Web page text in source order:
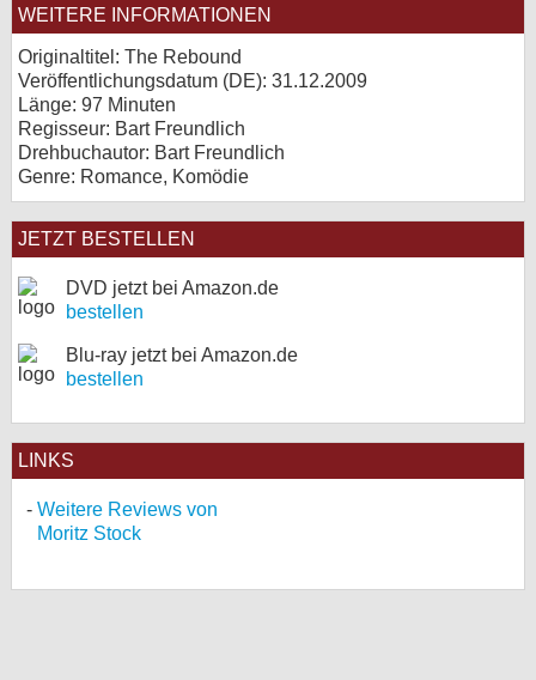
WEITERE INFORMATIONEN
Originaltitel: The Rebound
Veröffentlichungsdatum (DE): 31.12.2009
Länge: 97 Minuten
Regisseur: Bart Freundlich
Drehbuchautor: Bart Freundlich
Genre: Romance, Komödie
JETZT BESTELLEN
DVD jetzt bei Amazon.de
bestellen
Blu-ray jetzt bei Amazon.de
bestellen
LINKS
Weitere Reviews von
Moritz Stock